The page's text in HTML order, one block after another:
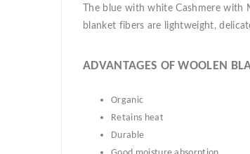
The blue with white Cashmere
blanket fibers are lightweight,
ADVANTAGES OF WOOLEN
Organic
Retains heat
Durable